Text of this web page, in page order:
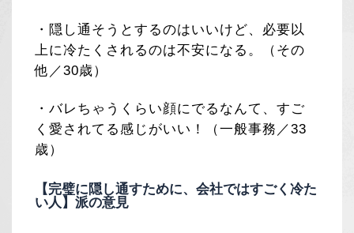
・隠し通そうとするのはいいけど、必要以
上に冷たくされるのは不安になる。（その
他／30歳）
・バレちゃうくらい顔にでるなんて、すご
く愛されてる感じがいい！（一般事務／33
歳）
【完璧に隠し通すために、会社ではすごく冷た
い人】派の意見